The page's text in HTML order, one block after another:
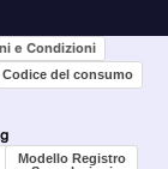
e Condizioni
Codice del consumo
Modello Registro